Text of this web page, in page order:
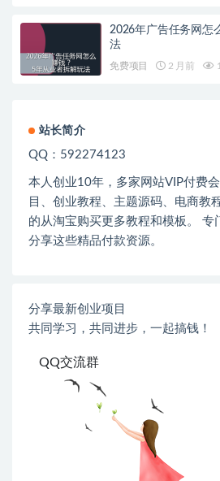
2026年广告任务网怎
法
免费项目 2 月前
站长简介
QQ：592274123
本人创业10年，多家网站VIP付费
目、创业教程、主题源码、电商教
的从淘宝购买更多教程和模板。 专
分享这些精品付款资源。
分享最新创业项目
共同学习，共同进步，一起搞钱！
QQ交流群